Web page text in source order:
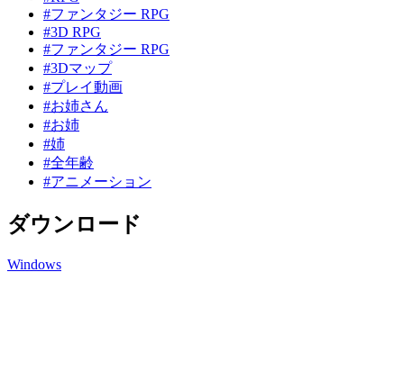
#ファンタジー RPG
#3D RPG
#ファンタジー RPG
#3Dマップ
#プレイ動画
#お姉さん
#お姉
#姉
#全年齢
#アニメーション
ダウンロード
Windows